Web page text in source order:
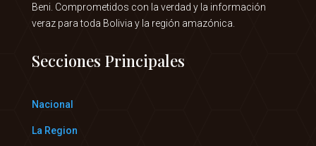
Beni. Comprometidos con la verdad y la información
veraz para toda Bolivia y la región amazónica.
Secciones Principales
Nacional
La Region